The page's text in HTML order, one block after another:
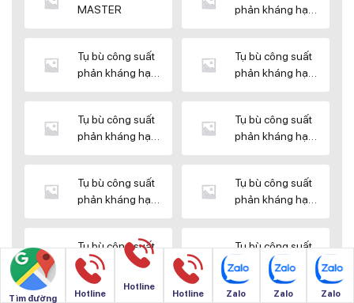
MASTER
phản kháng hạ
Tụ bù công suất
phản kháng hạ
Tụ bù công suất
phản kháng hạ
Tụ bù công suất
phản kháng hạ
Tụ bù công suất
phản kháng hạ
Tụ bù công suất
phản kháng hạ
Tụ bù công suất
phản kháng hạ
Tụ bù công suất
phản kháng hạ
thế SHIZUKI
Tụ bù công suất
phản kháng hạ
thế SINO
Tìm đường Hotline
Hotline
Hotline Zalo Zalo Zalo